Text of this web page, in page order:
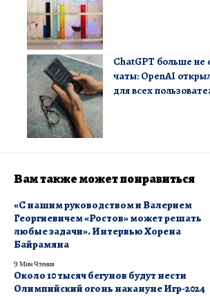
ChatGPT больше не
чаты: OpenAI
для всех
Вам также может понравиться
«С нашим руководством и Валерием
Георгиевичем «Ростов» может решать
любые задачи». Интервью Хорена
Байрамяна
9 Мин Чтения
Около 10 тысяч бегунов будут нести
Олимпийский огонь накануне Игр-2024